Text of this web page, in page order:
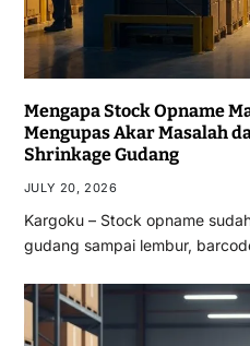
Mengapa Stock Opname
Mengupas Akar Masalah
Shrinkage Gudang
JULY 20, 2026
Kargoku – Stock opname
gudang sampai lembur,